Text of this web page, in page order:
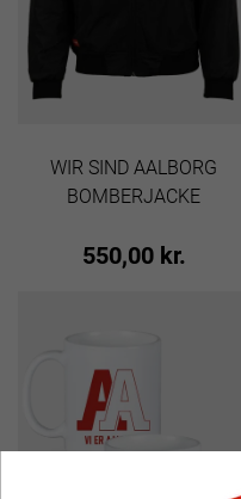
WIR SIND AALBORG
BOMBERJACKE
550,00 kr.